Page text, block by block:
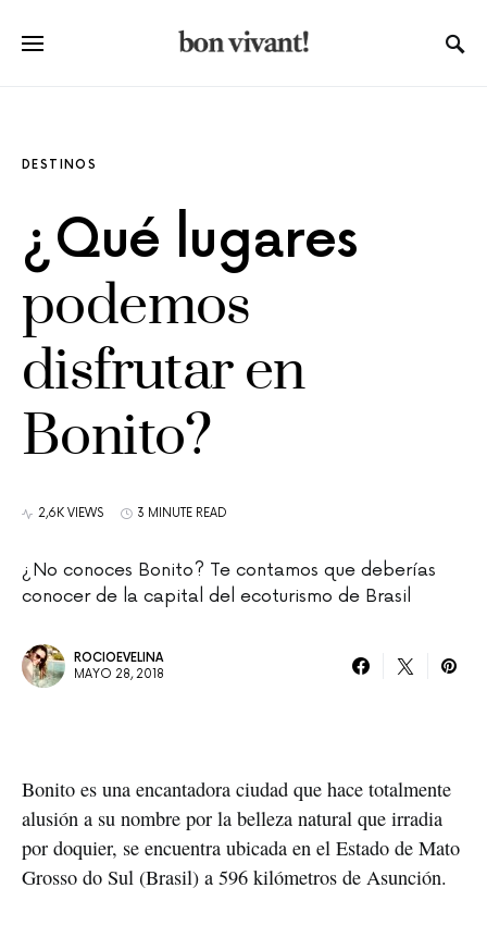
DESTINOS
¿Qué lugares
podemos
disfrutar en
Bonito?
2,6K VIEWS 3 MINUTE READ
¿No conoces Bonito? Te contamos que deberías
conocer de la capital del ecoturismo de Brasil
ROCIOEVELINA
MAYO 28, 2018
Bonito es una encantadora ciudad que hace totalmente
alusión a su nombre por la belleza natural que irradia
por doquier, se encuentra ubicada en el Estado de Mato
Grosso do Sul (Brasil) a 596 kilómetros de Asunción.